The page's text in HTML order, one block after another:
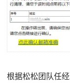
根据松松团队任